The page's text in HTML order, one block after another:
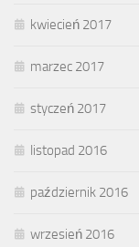
kwiecień 2017
marzec 2017
styczeń 2017
listopad 2016
październik 2016
wrzesień 2016